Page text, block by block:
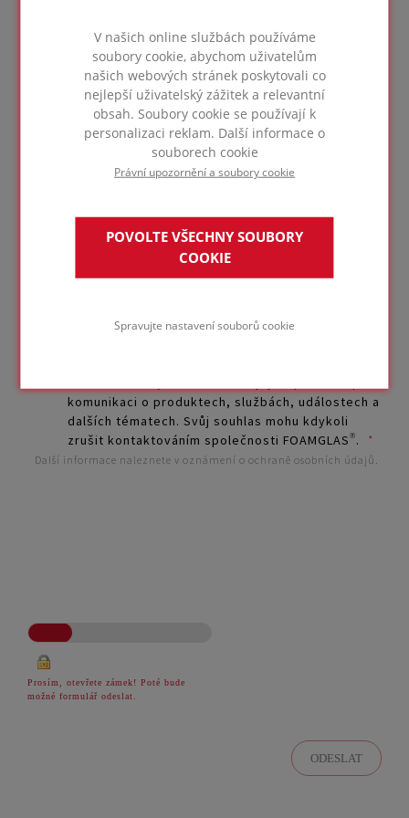
V našich online službách používáme
soubory cookie, abychom uživatelům
našich webových stránek poskytovali co
nejlepší uživatelský zážitek a relevantní
obsah. Soubory cookie se používají k
personalizaci reklam. Další informace o
souborech cookie
Právní upozornění a soubory cookie
POVOLTE VŠECHNY SOUBORY
COOKIE
Spravujte nastavení souborů cookie
Poštovní směrovací číslo *
komunikaci o produktech, službách, událostech a
dalších tématech. Svůj souhlas mohu kdykoli
zrušit kontaktováním společnosti FOAMGLAS®.
*
Další informace naleznete v oznámení o ochraně osobních údajů.
Prosím, otevřete zámek! Poté bude
možné formulář odeslat.